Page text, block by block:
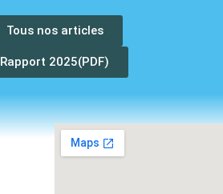
Tous nos articles
Rapport 2025(PDF)